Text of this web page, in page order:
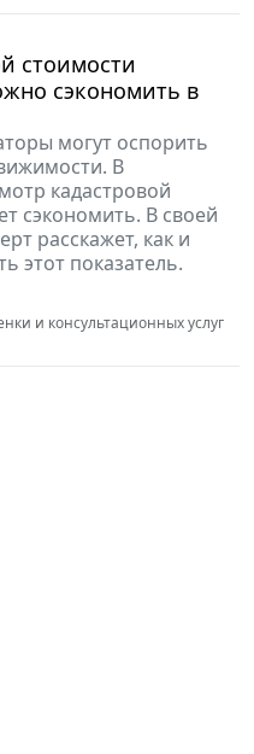
стоимости
сэкономить в
могут оспорить
В
кадастровой
сэкономить. В своей
расскажет, как и
этот показатель.
и консультационных услуг